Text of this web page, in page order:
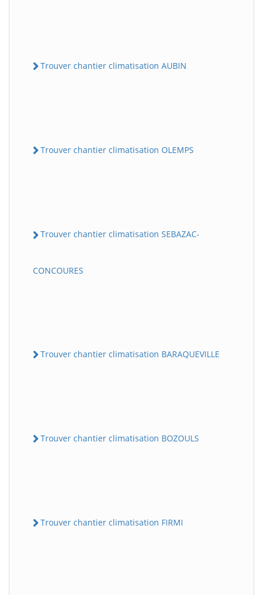
Trouver chantier climatisation AUBIN
Trouver chantier climatisation OLEMPS
Trouver chantier climatisation SEBAZAC-
CONCOURES
Trouver chantier climatisation BARAQUEVILLE
Trouver chantier climatisation BOZOULS
Trouver chantier climatisation FIRMI